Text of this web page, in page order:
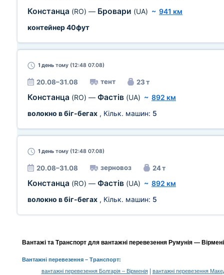
Констанца (RO) — Бровари (UA) ~ 941 км
контейнер 40фут
1 день тому (12:48 07.08)
20.08–31.08 тент 23 т
Констанца (RO) — Фастів (UA) ~ 892 км
волокно в біг-бегах , Кільк. машин: 5
1 день тому (12:48 07.08)
20.08–31.08 зерновоз 24 т
Констанца (RO) — Фастів (UA) ~ 892 км
волокно в біг-бегах , Кільк. машин: 5
Вантажі та Транспорт для вантажні перевезення Румунія —
Вантажні перевезення– Транспорт:
вантажні перевезення Болгарія – Вірменія|
вантажні перевезення